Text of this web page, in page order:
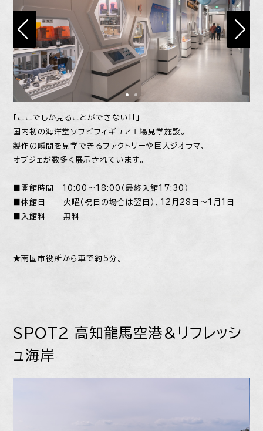
「ここでしか見ることができない!!」
国内初の海洋堂ソフビフィギュア工場見学施設。
製作の瞬間を見学できるファクトリーや巨大ジオラマ、
オブジェが数多く展示されています。
■開館時間 10:00～18:00（最終入館17:30）
■休館日 火曜（祝日の場合は翌日）、12月28日～1月1日
■入館料 無料
★南国市役所から車で約5分。
SPOT2 高知龍馬空港＆リフレッシ
ュ海岸